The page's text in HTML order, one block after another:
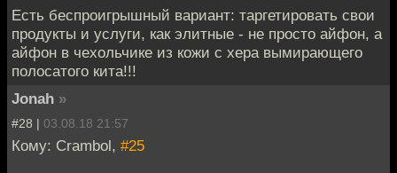
Есть беспроигрышный вариант: таргетировать свои
продукты и услуги, как элитные - не просто айфон, а
айфон в чехольчике из кожи с хера вымирающего
полосатого кита!!!
Jonah »
#28 | 03.08.18 21:57
Кому: Crambol, #25